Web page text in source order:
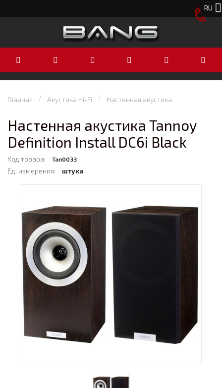
RU
Главная Акустика Hi-Fi Настенная акустика
Настенная акустика Tannoy
Definition Install DC6i Black
Код товара: Tan0033
Ед. измерения: штука